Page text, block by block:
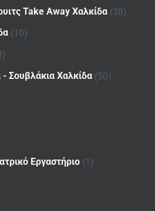
Take Away Χαλκίδα (38)
(10)
Σουβλάκια Χαλκίδα (50)
Εργαστήριο (1)